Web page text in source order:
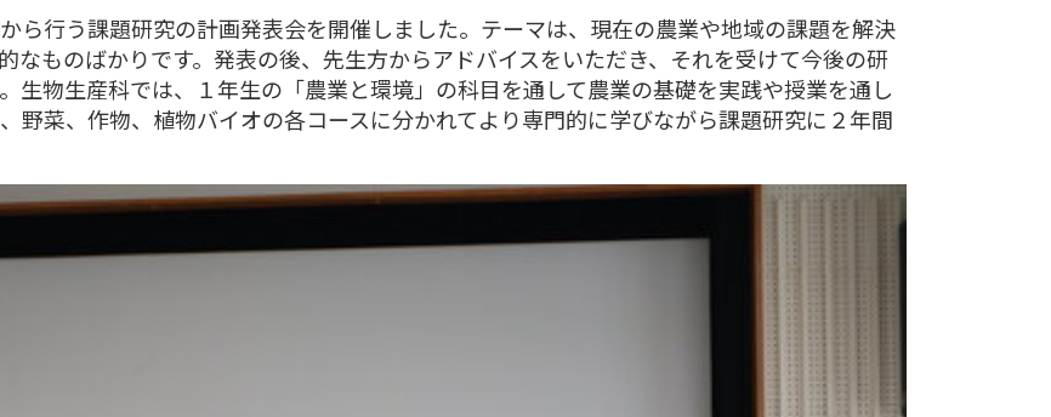
ら行う課題研究の計画発表会を開催しました。テーマは、現在の農業や地域の課題を解決
なものばかりです。発表の後、先生方からアドバイスをいただき、それを受けて今後の研
生物生産科では、１年生の「農業と環境」の科目を通して農業の基礎を実践や授業を通し
野菜、作物、植物バイオの各コースに分かれてより専門的に学びながら課題研究に２年間